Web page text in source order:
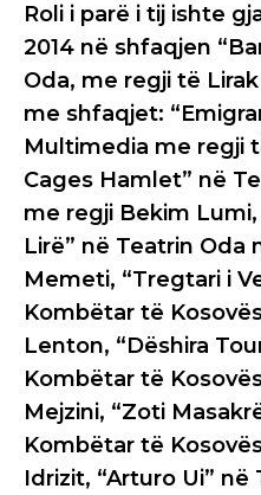
Roli i parë i tij ishte
2014 në shfaqjen
Oda, me regji të
me shfaqjet:
Multimedia me regji
Cages Hamlet” në
me regji Bekim
Lirë” në Teatrin Oda
Memeti, “Tregtari i
Kombëtar të
Lenton, “Dëshira
Kombëtar të
Mejzini, “Zoti
Kombëtar të
Idrizit, “Arturo Ui”